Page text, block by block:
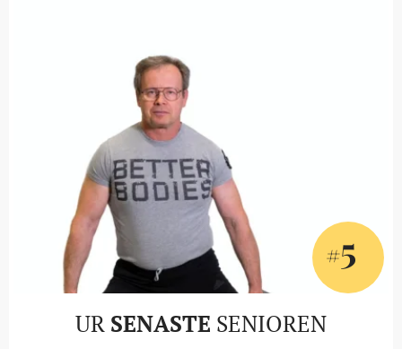
#5
UR SENASTE SENIOREN